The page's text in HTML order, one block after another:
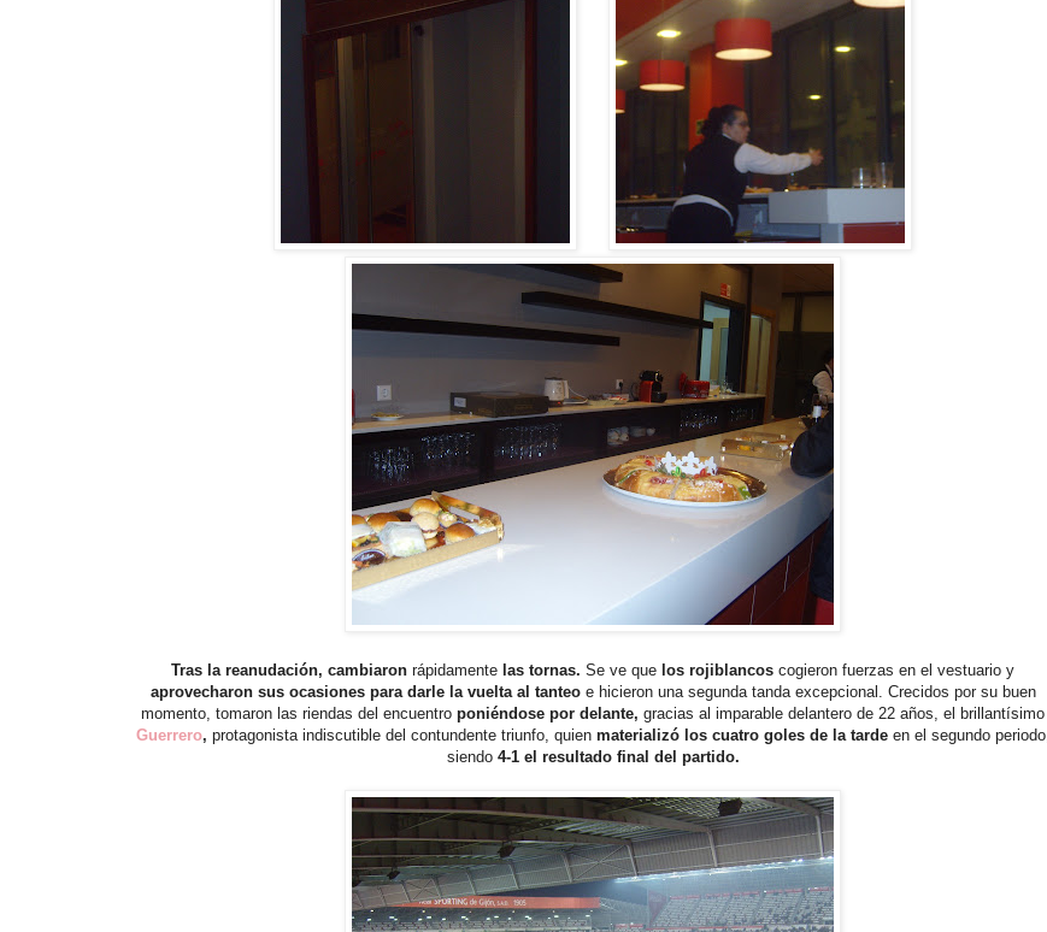
Tras la reanudación, cambiaron rápidamente las tornas. Se ve que los rojiblancos cogieron fuerzas en el vestuario y
aprovecharon sus ocasiones para darle la vuelta al tanteoe hicieron una segunda tanda excepcional. Crecidos por su buen
momento, tomaron las riendas del encuentro poniéndose por delante, gracias al imparable delantero de 22 años, el brillantísimo
Guerrero, protagonista indiscutible del contundente triunfo, quien materializó los cuatro goles de la tardeen el segundo periodo,
siendo 4-1 el resultado final del partido.